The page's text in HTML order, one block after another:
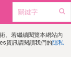
。若繼續閱覽本網站內
資訊請閱讀我們的隱私